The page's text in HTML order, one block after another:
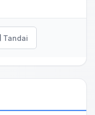
Tandai